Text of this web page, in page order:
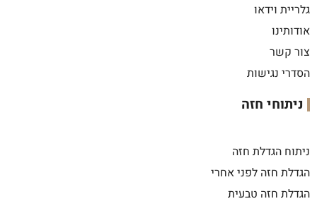
גלריית וידאו
אודותינו
צור קשר
הסדרי נגישות
ניתוחי חזה
ניתוח הגדלת חזה
הגדלת חזה לפני אחרי
הגדלת חזה טבעית